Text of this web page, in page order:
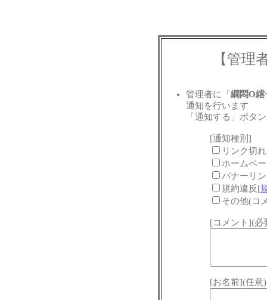
【管理
管理者に「 繝悶Ο
通知を行います
「通知する」ボタ
[通知種別]
リンク切れ
ホームペ
バナーリ
規約違反[
その他(コ
[コメント](必
[お名前](任意)